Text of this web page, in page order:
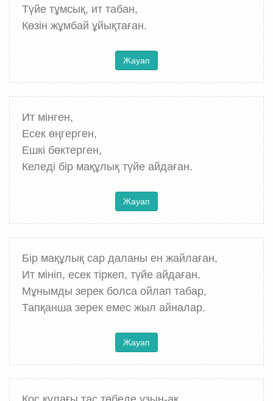
Түйе тұмсық, ит табан,
Көзін жұмбай ұйықтаған.
Жауап
Ит мінген,
Есек өңгерген,
Ешкі бөктерген,
Келеді бір мақұлық түйе айдаған.
Жауап
Бір мақұлық сар даланы ен жайлаған,
Ит мініп, есек тіркеп, түйе айдаған.
Мұнымды зерек болса ойлап табар,
Тапқанша зерек емес жыл айналар.
Жауап